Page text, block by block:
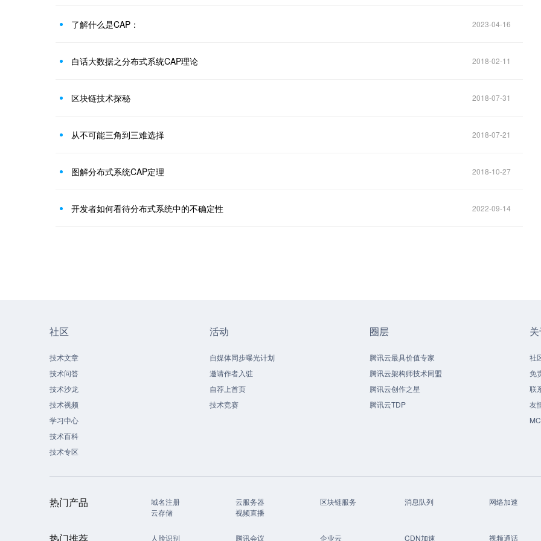
了解什么是CAP： 2023-04-16
白话大数据之分布式系统CAP理论 2018-02-11
区块链技术探秘 2018-07-31
从不可能三角到三难选择 2018-07-21
图解分布式系统CAP定理 2018-10-27
开发者如何看待分布式系统中的不确定性 2022-09-14
社区
技术文章
技术问答
技术沙龙
技术视频
学习中心
技术百科
技术专区
活动
自媒体同步曝光计划
邀请作者入驻
自荐上首页
技术竞赛
圈层
腾讯云最具价值专家
腾讯云架构师技术同盟
腾讯云创作之星
腾讯云TDP
社
免
联
友
热门产品 域名注册 云服务器 区块链服务 消息队列
网络加速
云存储
视频直播
热门推荐 人脸识别 腾讯会议 企业云 CDN加速 视频通话